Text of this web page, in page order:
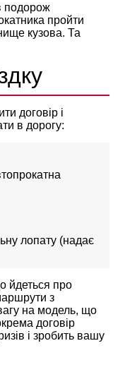
подорож
пройти
кузова. Та
договір і
в дорогу:
лопату (надає
йдеться про
з
на модель, що
договір
і зробить вашу